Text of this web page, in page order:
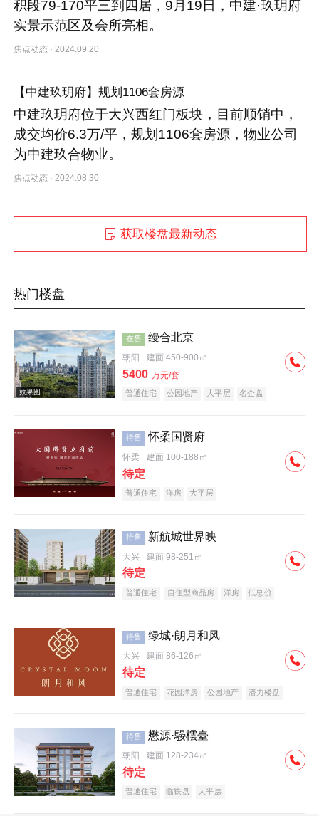
积段79-170平三到四居，9月19日，中建·玖玥府
实景示范区及会所亮相。
焦点动态 ·2024.09.20
【中建玖玥府】规划1106套房源
中建玖玥府位于大兴西红门板块，目前顺销中，
成交均价6.3万/平，规划1106套房源，物业公司
为中建玖合物业。
焦点动态 · 2024.08.30
获取楼盘最新动态
热门楼盘
在售 缦合北京
朝阳 建面 450-900㎡
5400 万元/套
普通住宅 公园地产 大平层 名企盘
待售 怀柔国贤府
怀柔 建面 100-188㎡
待定
普通住宅 洋房 大平层
待售 新航城世界映
大兴 建面 98-251㎡
待定
普通住宅 自住型商品房 洋房
低总价
待售 绿城·朗月和风
大兴 建面 86-126㎡
待定
普通住宅 花园洋房 公园地产
潜力楼盘
待售 懋源·騴橒臺
朝阳 建面 128-234㎡
待定
普通住宅 临铁盘 大平层